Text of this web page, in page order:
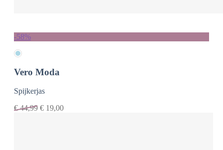
-58%
Vero Moda
Spijkerjas
€44,99 € 19,00